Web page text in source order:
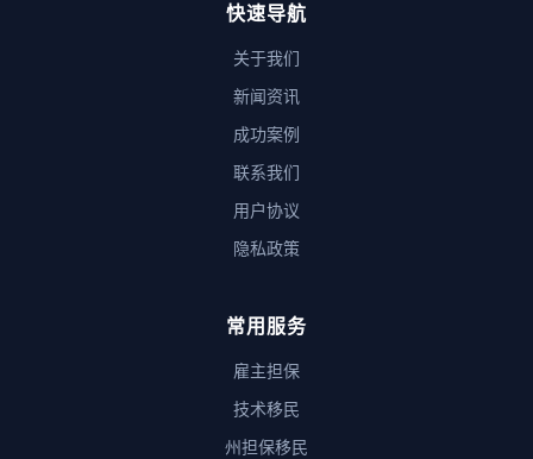
快速导航
关于我们
新闻资讯
成功案例
联系我们
用户协议
隐私政策
常用服务
雇主担保
技术移民
州担保移民